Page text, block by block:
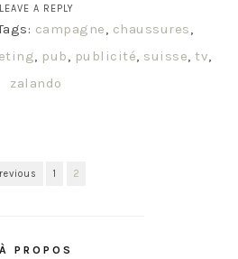
LEAVE A REPLY
campagne, chaussures,
, pub, publicité, suisse, tv,
zalando
1 2
À PROPOS